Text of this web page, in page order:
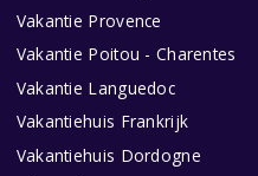
Vakantie Provence
Vakantie Poitou - Charentes
Vakantie Languedoc
Vakantiehuis Frankrijk
Vakantiehuis Dordogne